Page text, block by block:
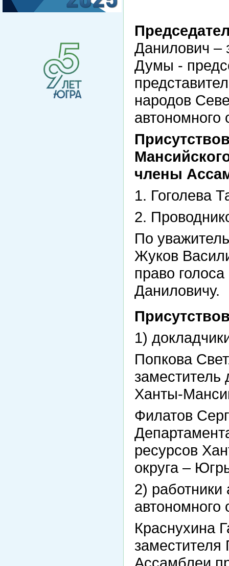
Данилович –
Думы -
народов
автономного
члены
1. Гоголева
2.
По
Жуков
право
Даниловичу.
1)
Попкова
заместитель
Ханты-
Филатов
ресурсов
округа –
2)
автономного
Краснухина